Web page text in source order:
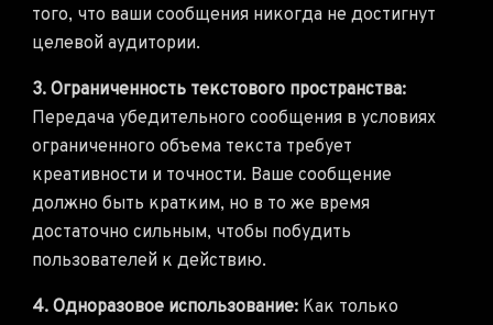
того, что ваши сообщения никогда не достигнут
целевой аудитории.
3. Ограниченность текстового пространства:
Передача убедительного сообщения в условиях
ограниченного объема текста требует
креативности и точности. Ваше сообщение
должно быть кратким, но в то же время
достаточно сильным, чтобы побудить
пользователей к действию.
4. Одноразовое использование: Как только